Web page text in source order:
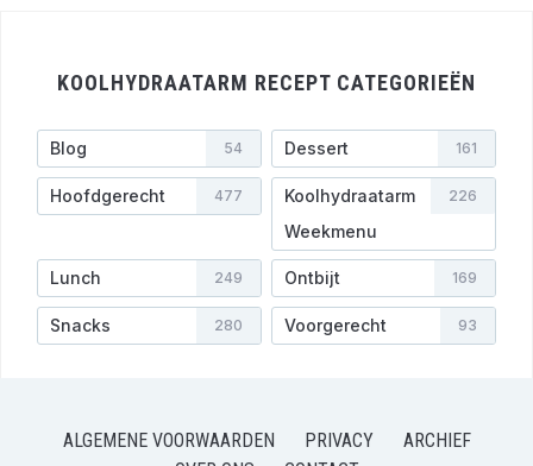
KOOLHYDRAATARM RECEPT CATEGORIEËN
Blog 54 Dessert 161
Hoofdgerecht 477
Koolhydraatarm
Weekmenu
226
Lunch 249 Ontbijt 169
Snacks 280 Voorgerecht 93
ALGEMENE VOORWAARDEN PRIVACY
ARCHIEF